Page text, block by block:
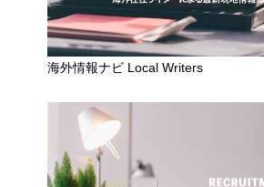
海外情報ナビ Local Writers